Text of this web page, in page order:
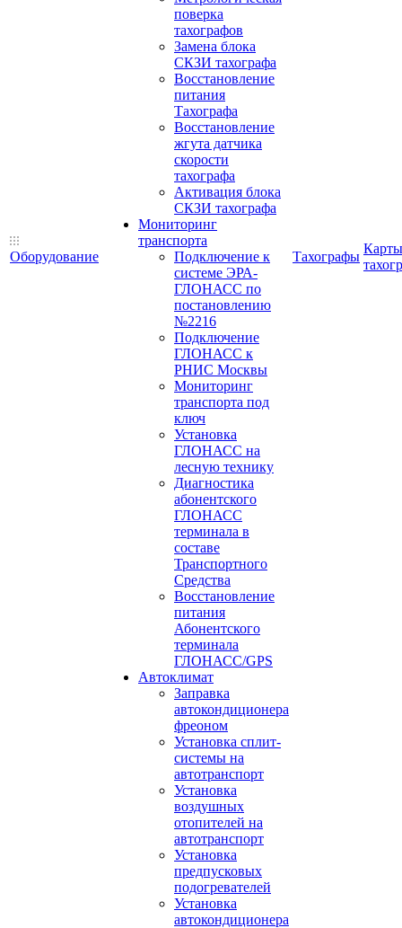
Оборудование
поверка
тахографов
Замена блока
СКЗИ тахографа
Восстановление
питания
Тахографа
Восстановление
жгута датчика
скорости
тахографа
Активация блока
СКЗИ тахографа
Мониторинг
транспорта
Подключение к
системе ЭРА-
ГЛОНАСС по
постановлению
№2216
Подключение
ГЛОНАСС к
РНИС Москвы
Мониторинг
транспорта под
ключ
Установка
ГЛОНАСС на
лесную технику
Диагностика
абонентского
ГЛОНАСС
терминала в
составе
Транспортного
Средства
Восстановление
питания
Абонентского
терминала
ГЛОНАСС/GPS
Автоклимат
Заправка
автокондиционера
фреоном
Установка сплит-
системы на
автотранспорт
Установка
воздушных
отопителей на
автотранспорт
Установка
предпусковых
подогревателей
Установка
автокондиционера
Тахографы
Карты